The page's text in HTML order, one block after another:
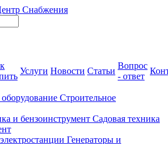
Услуги Новости Статьи
Вопрос
- ответ
Строительное
Садовая техника
Генераторы и